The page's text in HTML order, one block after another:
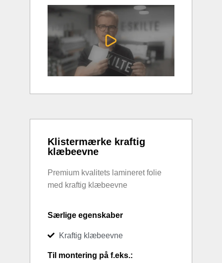
Klistermærke kraftig
klæbeevne
Premium kvalitets lamineret folie
med kraftig klæbeevne
Særlige egenskaber
Kraftig klæbeevne
Til montering på f.eks.: